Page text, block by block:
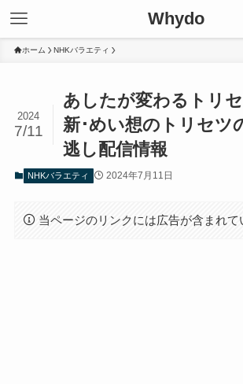
Whydo
ホーム NHKバラエティ
あしたが変わるトリ
新･めい想のトリセツ
逃し配信情報
2024
7/11
NHKバラエティ 2024年7月11日
当ページのリンクには広告が含まれて